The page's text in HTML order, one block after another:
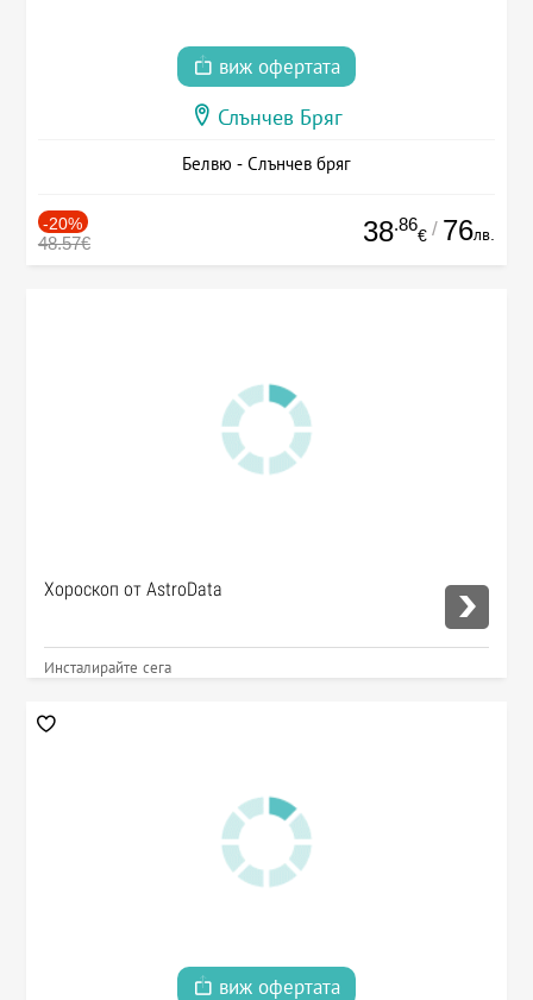
виж офертата
Слънчев Бряг
Белвю - Слънчев бряг
-20%
48.57€ 38.86
€ / 76лв.
Хороскоп от AstroData
Инсталирайте сега
виж офертата